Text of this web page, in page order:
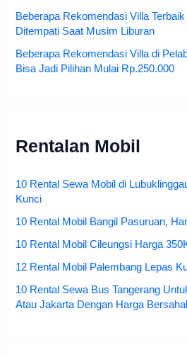
Beberapa Rekomendasi Villa
Ditempati Saat Musim Liburan
Beberapa Rekomendasi Villa di
Bisa Jadi Pilihan Mulai Rp.250.000
Rentalan Mobil
10 Rental Sewa Mobil di
Kunci
10 Rental Mobil Bangil Pasuruan,
10 Rental Mobil Cileungsi Harga
12 Rental Mobil Palembang Lepas
10 Rental Sewa Bus Tangerang
Atau Jakarta Dengan Harga